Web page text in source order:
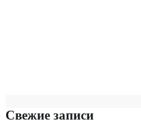
Свежие записи